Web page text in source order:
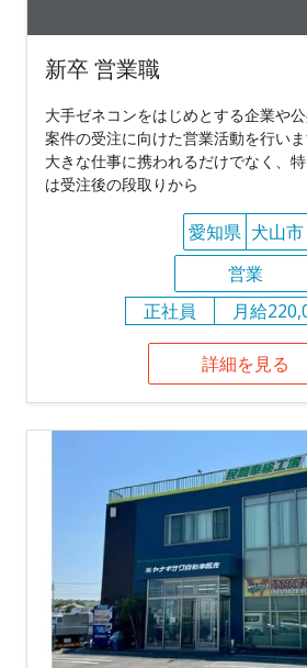
新卒 営業職
大手ゼネコンをはじめとする企業や
案件の受注に向けた営業活動を行い
大きな仕事に携われるだけでなく、
は受注後の段取りから
愛知県 犬山市
営業
正社員
月給
詳細を見る